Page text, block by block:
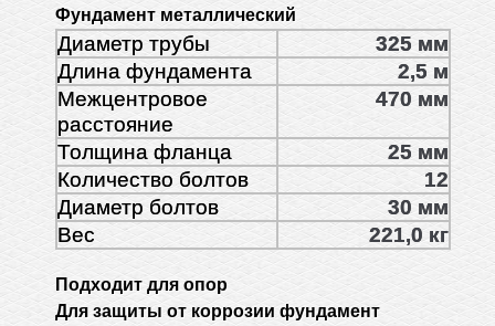
Фундамент металлический
Диаметр трубы
325 мм
Длина фундамента
2,5 м
Межцентровое
расстояние
470 мм
Толщина фланца
25 мм
Количество болтов
12
Диаметр болтов
30 мм
Вес
221,0 кг
Подходит для опор
Для защиты от коррозии фундамент